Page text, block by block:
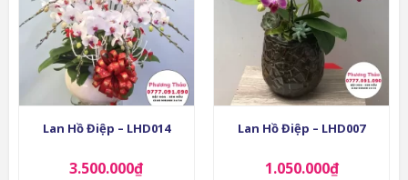
Lan Hồ Điệp – LHD014
3.500.000₫
Lan Hồ Điệp – LHD007
1.050.000₫